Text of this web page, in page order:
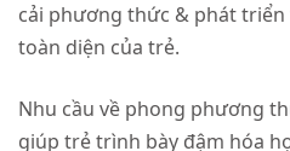
cải phương thức & phát
toàn diện của trẻ.
Nhu cầu về phong phương
giúp trẻ trình bày đậm hóa